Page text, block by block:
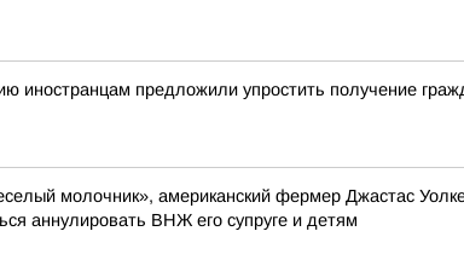
иностранцам предложили упростить получение
молочник», американский фермер Джастас
аннулировать ВНЖ его супруге и детям